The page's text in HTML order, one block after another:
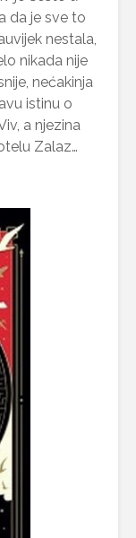
da je sve to
nestala,
nikada nije
nećakinja
istinu o
a njezina
Zalaz…